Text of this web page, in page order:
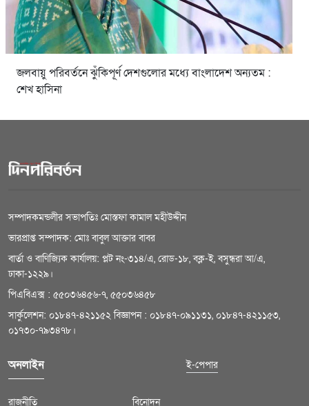
জলবায়ু পরিবর্তনে ঝুঁকিপূর্ণ দেশগুলোর মধ্যে বাংলাদেশ অন্যতম :
শেখ হাসিনা
সম্পাদকমন্ডলীর সভাপতিঃ মোস্তফা কামাল মহীউদ্দীন
ভারপ্রাপ্ত সম্পাদক: মোঃ বাবুল আক্তার বাবর
বার্তা ও বাণিজ্যিক কার্যালয়: প্লট নং-৩১৪/এ, রোড-১৮, বক্ল-ই, বসুন্ধরা আ/এ,
ঢাকা-১২২৯।
পিএবিএক্স : ৫৫০৩৬৪৫৬-৭, ৫৫০৩৬৪৫৮
সার্কুলেশন: ০১৮৪৭-৪২১১৫২ বিজ্ঞাপন : ০১৮৪৭-০৯১১৩১, ০১৮৪৭-৪২১১৫৩,
০১৭৩০-৭৯৩৪৭৮।
অনলাইন ই-পেপার
রাজনীতি বিনোদন